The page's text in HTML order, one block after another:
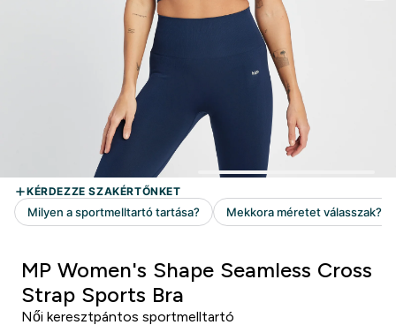
MP Women's Shape Seamless Cross
Strap Sports Bra
Női keresztpántos sportmelltartó